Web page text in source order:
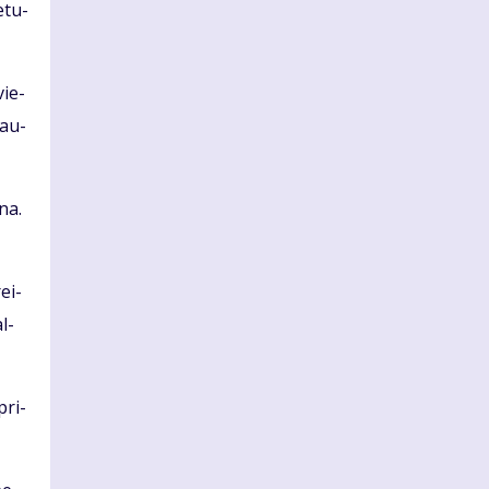
pri­